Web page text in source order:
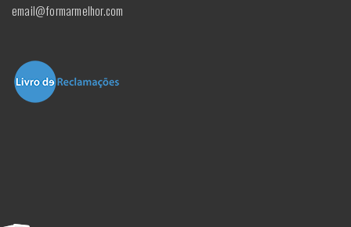
email@formarmelhor.com